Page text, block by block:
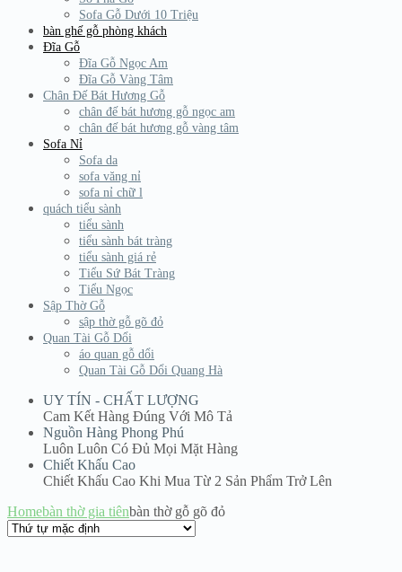
Sofa Gỗ Dưới 10 Triệu
bàn ghế gỗ phòng khách
Đĩa Gỗ
Đĩa Gỗ Ngọc Am
Đĩa Gỗ Vàng Tâm
Chân Đế Bát Hương Gỗ
chân đế bát hương gỗ ngọc am
chân đế bát hương gỗ vàng tâm
Sofa Nỉ
Sofa da
sofa văng nỉ
sofa nỉ chữ l
quách tiểu sành
tiểu sành
tiểu sành bát tràng
tiểu sành giá rẻ
Tiểu Sứ Bát Tràng
Tiểu Ngọc
Sập Thờ Gỗ
sập thờ gỗ gõ đỏ
Quan Tài Gỗ Dổi
áo quan gỗ dổi
Quan Tài Gỗ Dổi Quang Hà
UY TÍN - CHẤT LƯỢNG
Cam Kết Hàng Đúng Với Mô Tả
Nguồn Hàng Phong Phú
Luôn Luôn Có Đủ Mọi Mặt Hàng
Chiết Khấu Cao
Chiết Khấu Cao Khi Mua Từ 2 Sản Phẩm Trở Lên
Homebàn thờ gia tiênbàn thờ gỗ gõ đỏ